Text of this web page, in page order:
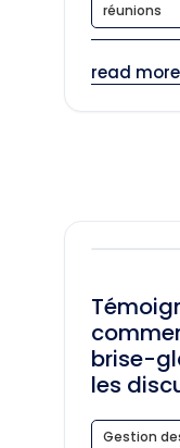
réunions
read more
brise-
les
Gestion